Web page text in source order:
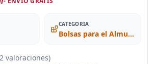
CATEGORIA
Bolsas para el Almuerzo
valoraciones)